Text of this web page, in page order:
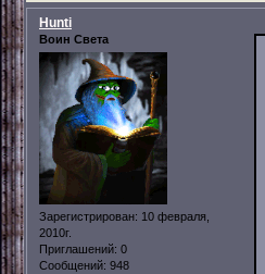
Hunti
Воин Света
Зарегистрирован: 10 февраля,
2010г.
Приглашений: 0
Сообщений: 948